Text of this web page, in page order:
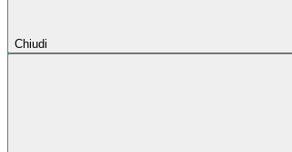
Chiudi